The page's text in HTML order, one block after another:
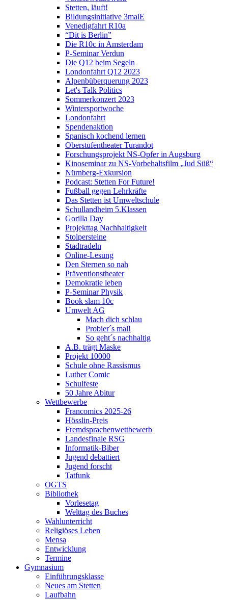
Stetten, läuft!
Bildungsinitiative 3malE
Venedigfahrt R10a
“Dit is Berlin”
Die R10c in Amsterdam
P-Seminar Verdun
Die Q12 beim Segeln
Londonfahrt Q12 2023
Alpenbüberquerung 2023
Let's Talk Politics
Sommerkonzert 2023
Wintersportwoche
Londonfahrt
Spendenaktion
Spanisch kochend lernen
Oberstufentheater Turandot
Forschungsprojekt NS-Opfer in Augsburg
Kinoseminar zu NS-Vorbehaltsfilm „Jud Süß“
Nürnberg-Exkursion
Podcast: Stetten For Future!
Fußball gegen Lehrkräfte
Das Stetten ist Umweltschule
Schullandheim 5.Klassen
Gorilla Day
Projekttag Nachhaltigkeit
Stolpersteine
Stadtradeln
Online-Lesung
Den Sternen so nah
Präventionstheater
Demokratie leben
P-Seminar Physik
Book slam 10c
Umwelt AG
Mach dich schlau
Probier´s mal!
So geht´s nachhaltig
A.B. trägt Maske
Projekt 10000
Schule ohne Rassismus
Luther Comic
Schulfeste
50 Jahre Abitur
Wettbewerbe
Francomics 2025-26
Hösslin-Preis
Fremdsprachenwettbewerb
Landesfinale RSG
Informatik-Biber
Jugend debattiert
Jugend forscht
Tatfunk
OGTS
Bibliothek
Vorlesetag
Welttag des Buches
Wahlunterricht
Religiöses Leben
Mensa
Entwicklung
Termine
Gymnasium
Einführungsklasse
Neues am Stetten
Laufbahn